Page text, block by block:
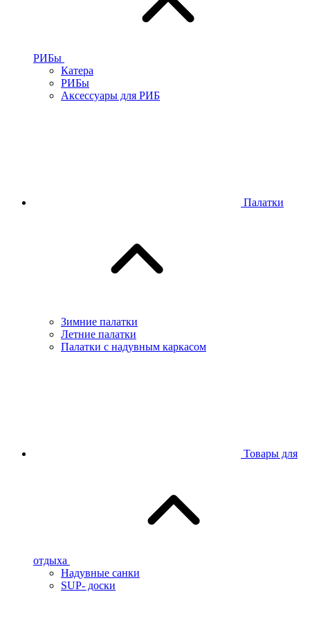
РИБы
Катера
РИБы
Аксессуары для РИБ
Палатки
Зимние палатки
Летние палатки
Палатки с надувным каркасом
Товары для
отдыха
Надувные санки
SUP- доски